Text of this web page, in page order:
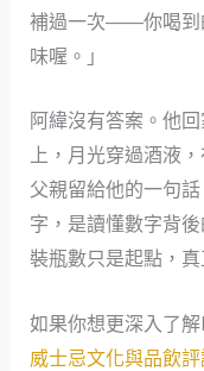
補過一次——你喝到
味喔。」
阿緯沒有答案。他
上，月光穿過酒液
父親留給他的一句
字，是讀懂數字背
裝瓶數只是起點，
如果你想更深入了
威士忌文化與品飲